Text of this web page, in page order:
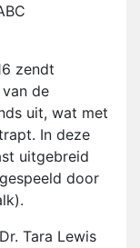
zendt
de
uit, wat met
In deze
uitgebreid
door
Tara Lewis